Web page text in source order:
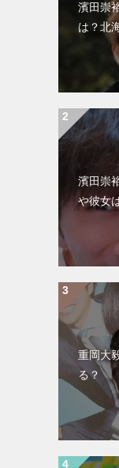
濱田崇
は？北
濱田崇
や彼女
重岡大
る？